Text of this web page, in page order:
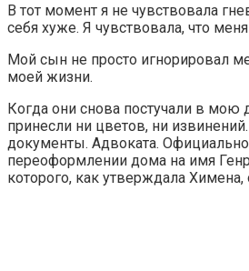
В тот момент я не чувствовала
себя хуже. Я чувствовала, что
Мой сын не просто игнорировал
моей жизни.
Когда они снова постучали в мою
принесли ни цветов, ни
документы. Адвоката.
переоформлении дома на имя
которого, как утверждала Химена,